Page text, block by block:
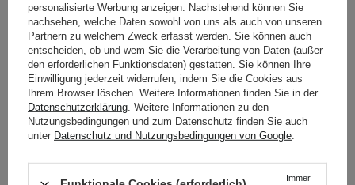
personalisierte Werbung anzeigen. Nachstehend können Sie
nachsehen, welche Daten sowohl von uns als auch von unseren
Partnern zu welchem Zweck erfasst werden. Sie können auch
entscheiden, ob und wem Sie die Verarbeitung von Daten (außer
den erforderlichen Funktionsdaten) gestatten. Sie können Ihre
Einwilligung jederzeit widerrufen, indem Sie die Cookies aus
Ihrem Browser löschen. Weitere Informationen finden Sie in der
Datenschutzerklärung . Weitere Informationen zu den
Nutzungsbedingungen und zum Datenschutz finden Sie auch
unter Datenschutz und Nutzungsbedingungen von Google
Immer